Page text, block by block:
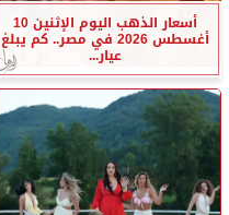
أسعار الذهب اليوم الإثنين 10
أغسطس 2026 في مصر.. كم يبلغ
عيار...